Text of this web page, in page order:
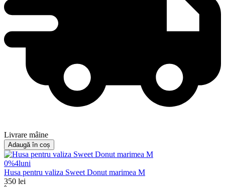
Livrare mâine
Adaugă în coș
0%4luni
Husa pentru valiza Sweet Donut marimea M
350 lei